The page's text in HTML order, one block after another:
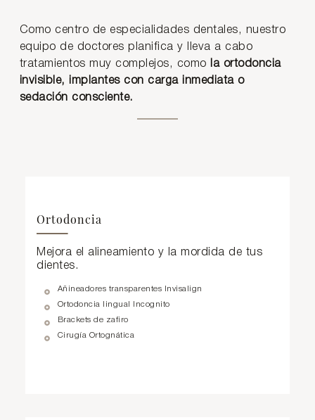
Como centro de especialidades dentales, nuestro
equipo de doctores planifica y lleva a cabo
tratamientos muy complejos, como
la ortodoncia
invisible, implantes con carga inmediata o
sedación consciente.
Ortodoncia
Mejora el alineamiento y la mordida de tus
dientes.
Añineadores transparentes Invisalign
Ortodoncia lingual Incognito
Brackets de zafiro
Cirugía Ortognática